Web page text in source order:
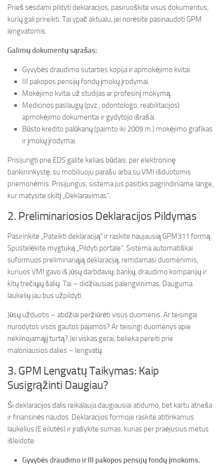
Prieš sėsdami pildyti deklaracijos, pasiruoškite visus dokumentus,
kurių gali prireikti. Tai ypač aktualu, jei norėsite pasinaudoti GPM
lengvatomis.
Galimų dokumentų sąrašas:
Gyvybės draudimo sutarties kopija ir apmokėjimo kvitai.
III pakopos pensijų fondų įmokų įrodymai.
Mokėjimo kvitai už studijas ar profesinį mokymą.
Medicinos paslaugų (pvz., odontologo, reabilitacijos)
apmokėjimo dokumentai ir gydytojo išrašai.
Būsto kredito palūkanų (paimto iki 2009 m.) mokėjimo grafikas
ir įmokų įrodymai.
Prisijungti prie EDS galite keliais būdais: per elektroninę
bankininkystę, su mobiliuoju parašu arba su VMI išduotomis
priemonėmis. Prisijungus, sistema jus pasitiks pagrindiniame lange,
kur matysite skiltį „Deklaravimas“.
2. Preliminariosios Deklaracijos Pildymas
Pasirinkite „Pateikti deklaraciją“ ir raskite naujausią GPM311 formą.
Spustelėkite mygtuką „Pildyti portale“. Sistema automatiškai
suformuos preliminariąją deklaraciją, remdamasi duomenimis,
kuriuos VMI gavo iš jūsų darbdavių, bankų, draudimo kompanijų ir
kitų trečiųjų šalių. Tai – didžiausias palengvinimas. Dauguma
laukelių jau bus užpildyti.
Jūsų užduotis – atidžiai peržiūrėti visus duomenis. Ar teisingai
nurodytos visos gautos pajamos? Ar teisingi duomenys apie
nekilnojamąjį turtą? Jei viskas gerai, belieka pereiti prie
maloniausios dalies – lengvatų.
3. GPM Lengvatų Taikymas: Kaip
Susigrąžinti Daugiau?
Ši deklaracijos dalis reikalauja daugiausiai atidumo, bet kartu atneša
ir finansinės naudos. Deklaracijos formoje raskite atitinkamus
laukelius (E eilutės) ir įrašykite sumas, kurias per praėjusius metus
išleidote:
Gyvybės draudimo ir III pakopos pensijų fondų įmokoms.